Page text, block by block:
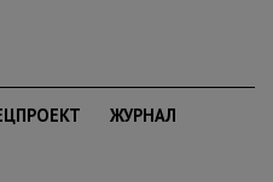
ЖУРНАЛ